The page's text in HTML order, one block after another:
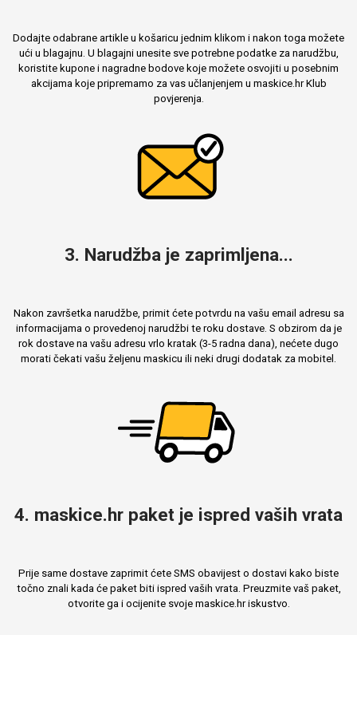
Dodajte odabrane artikle u košaricu jednim klikom i nakon toga možete
ući u blagajnu. U blagajni unesite sve potrebne podatke za narudžbu,
koristite kupone i nagradne bodove koje možete osvojiti u posebnim
akcijama koje pripremamo za vas učlanjenjem u maskice.hr Klub
povjerenja.
3. Narudžba je zaprimljena...
Nakon završetka narudžbe, primit ćete potvrdu na vašu email adresu sa
informacijama o provedenoj narudžbi te roku dostave. S obzirom da je
rok dostave na vašu adresu vrlo kratak (3-5 radna dana), nećete dugo
morati čekati vašu željenu maskicu ili neki drugi dodatak za mobitel.
4. maskice.hr paket je ispred vaših vrata
Prije same dostave zaprimit ćete SMS obavijest o dostavi kako biste
točno znali kada će paket biti ispred vaših vrata. Preuzmite vaš paket,
otvorite ga i ocijenite svoje maskice.hr iskustvo.